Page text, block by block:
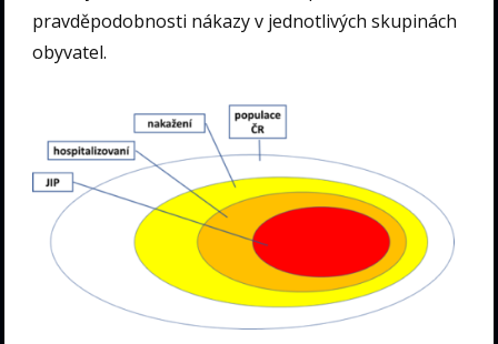
pravděpodobnosti nákazy v jednotlivých skupinách
obyvatel.